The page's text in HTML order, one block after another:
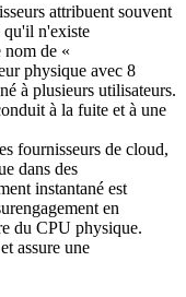
attribuent souvent
qu'il n'existe
nom de «
physique avec 8
à plusieurs utilisateurs.
à la fuite et à une
fournisseurs de cloud,
dans des
instantané est
en
du CPU physique.
assure une